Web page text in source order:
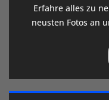
Erfahre alles zu
neusten Fotos an